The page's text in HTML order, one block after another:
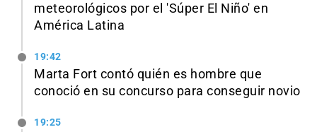
meteorológicos por el 'Súper El Niño' en
América Latina
19:42
Marta Fort contó quién es hombre que
conoció en su concurso para conseguir novio
19:25